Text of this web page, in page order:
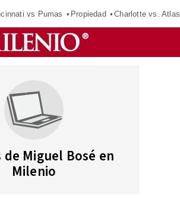
vs Pumas Propiedad Charlotte vs. Atlas
de Miguel Bosé en
Milenio